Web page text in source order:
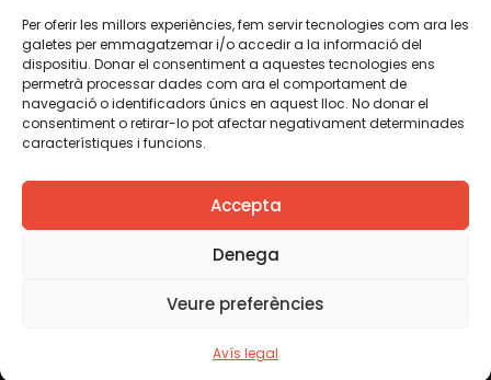
Per oferir les millors experiències, fem servir tecnologies com ara les
galetes per emmagatzemar i/o accedir a la informació del
dispositiu. Donar el consentiment a aquestes tecnologies ens
permetrà processar dades com ara el comportament de
navegació o identificadors únics en aquest lloc. No donar el
consentiment o retirar-lo pot afectar negativament determinades
característiques i funcions.
Accepta
Denega
Veure preferències
Avís legal
TWT YTB IG FB IN
Avís legalPolítica de cookies
Creiem que el coneixement s’ha de compartir. Per això
fem servir una llicència Creative Commons, llevat que en
algun material indiquem el contrari. Us animem a copiar,
redistribuir, remesclar o transformar i crear els continguts
comercial. Només us demanem que reconegueu